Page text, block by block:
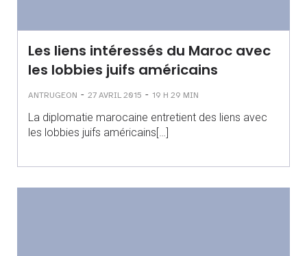
Les liens intéressés du Maroc avec
les lobbies juifs américains
ANTRUGEON - 27 AVRIL 2015 - 19 H 29 MIN
La diplomatie marocaine entretient des liens avec
les lobbies juifs américains[…]